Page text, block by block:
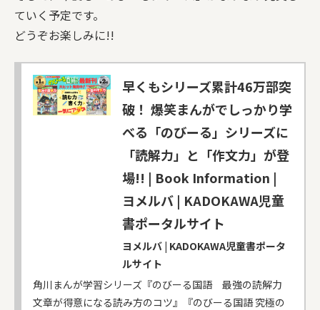
ていく予定です。
どうぞお楽しみに!!
早くもシリーズ累計46万部突
破！ 爆笑まんがでしっかり学
べる「のびーる」シリーズに
「読解力」と「作文力」が登
場!! | Book Information |
ヨメルバ | KADOKAWA児童
書ポータルサイト
ヨメルバ | KADOKAWA児童書ポータ
ルサイト
角川まんが学習シリーズ『のびーる国語 最強の読解力
文章が得意になる読み方のコツ』『のびーる国語 究極の